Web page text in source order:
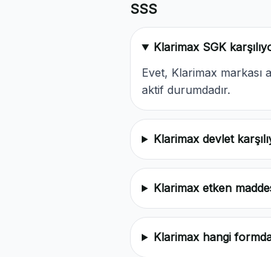
SSS
Klarimax SGK
Evet, Klarimax markası
aktif durumdadır.
Klarimax devlet
Klarimax etken
Klarimax hangi